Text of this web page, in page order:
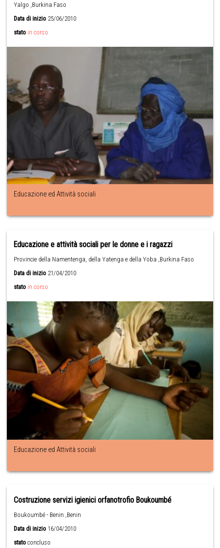
Yalgo ,Burkina Faso
Data di inizio 25/06/2010
stato in corso
Educazione ed Attività sociali
Educazione e attività sociali per le donne e i ragazzi
Provincie della Namentenga, della Yatenga e della Yoba ,Burkina Faso
Data di inizio 21/04/2010
stato in corso
Educazione ed Attività sociali
Costruzione servizi igienici orfanotrofio Boukoumbé
Boukoumbé - Benin ,Benin
Data di inizio 16/04/2010
stato concluso